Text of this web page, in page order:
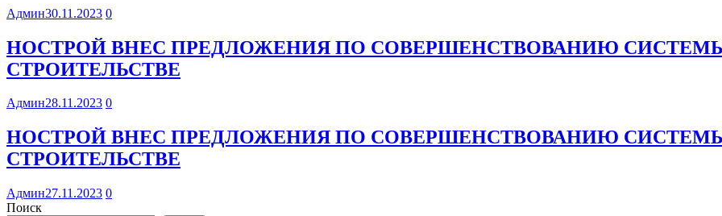
Админ30.11.2023 0
НОСТРОЙ ВНЕС ПРЕДЛОЖЕНИЯ ПО СОВЕРШЕНСТВОВАНИЮ
СТРОИТЕЛЬСТВЕ
Админ28.11.2023 0
НОСТРОЙ ВНЕС ПРЕДЛОЖЕНИЯ ПО СОВЕРШЕНСТВОВАНИЮ
СТРОИТЕЛЬСТВЕ
Админ27.11.2023 0
Поиск